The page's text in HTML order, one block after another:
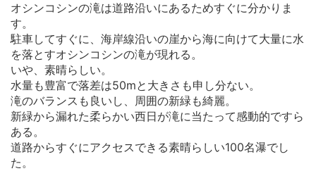
オシンコシンの滝は道路沿いにあるためすぐに分かりま
す。
駐車してすぐに、海岸線沿いの崖から海に向けて大量に水
を落とすオシンコシンの滝が現れる。
いや、素晴らしい。
水量も豊富で落差は50mと大きさも申し分ない。
滝のバランスも良いし、周囲の新緑も綺麗。
新緑から漏れた柔らかい西日が滝に当たって感動的ですら
ある。
道路からすぐにアクセスできる素晴らしい100名瀑でし
た。